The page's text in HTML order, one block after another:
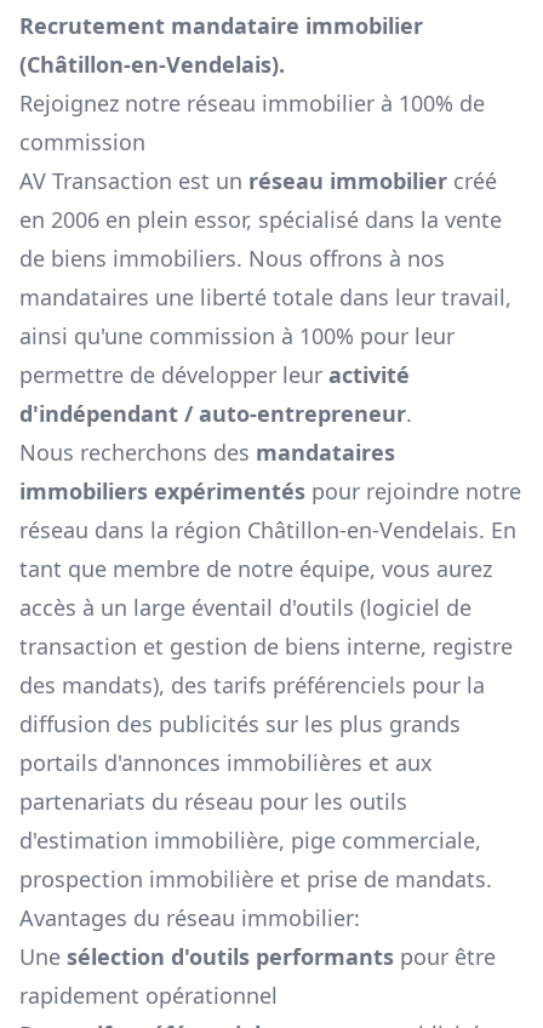
Recrutement mandataire immobilier
(Châtillon-en-Vendelais).
Rejoignez notre réseau immobilier à 100% de
commission
AV Transaction est un réseau immobilier créé
en 2006 en plein essor, spécialisé dans la vente
de biens immobiliers. Nous offrons à nos
mandataires une liberté totale dans leur travail,
ainsi qu'une commission à 100% pour leur
permettre de développer leur activité
d'indépendant / auto-entrepreneur.
Nous recherchons des mandataires
immobiliers expérimentés pour rejoindre notre
réseau dans la région Châtillon-en-Vendelais. En
tant que membre de notre équipe, vous aurez
accès à un large éventail d'outils (logiciel de
transaction et gestion de biens interne, registre
des mandats), des tarifs préférenciels pour la
diffusion des publicités sur les plus grands
portails d'annonces immobilières et aux
partenariats du réseau pour les outils
d'estimation immobilière, pige commerciale,
prospection immobilière et prise de mandats.
Avantages du réseau immobilier:
Une sélection d'outils performants pour être
rapidement opérationnel